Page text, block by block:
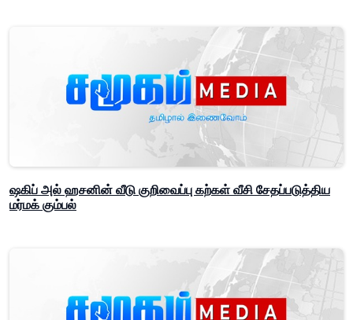
ஷகிப் அல் ஹசனின் வீடு குறிவைப்பு கற்கள் வீசி சேதப்படுத்திய
மர்மக் கும்பல்